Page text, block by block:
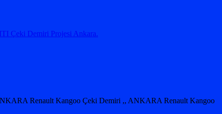
Çeki Demiri Projesi Ankara.
Renault Kangoo Çeki Demiri ,, ANKARA Renault Kangoo